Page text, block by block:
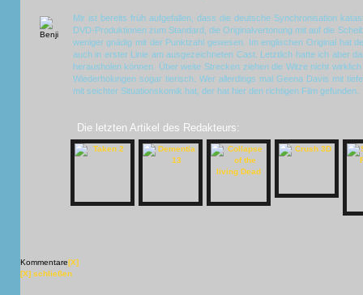
Mir ist bereits früh aufgefallen, dass die deutsche Synchronisation
DVD-Produktionen zum Standard, die Originalvertonung mit auf die
weniger gnädig mit der Punktzahl gewesen. Im englischen Original hat
auch in erster Linie am ausgezeichneten Cast. Letztlich hatte ich aber
herausholen können. Über weite Strecken ziehen die Witze nicht
Wiederholungen sogar tierisch. Wer allerdings mal Geena Davis mit
mit seichter Situationskomik hat, der hat hier den richtigen Film gefunden.
Die letzten Artikel des Redakteurs:
Kommentare[X]
[X] schließen